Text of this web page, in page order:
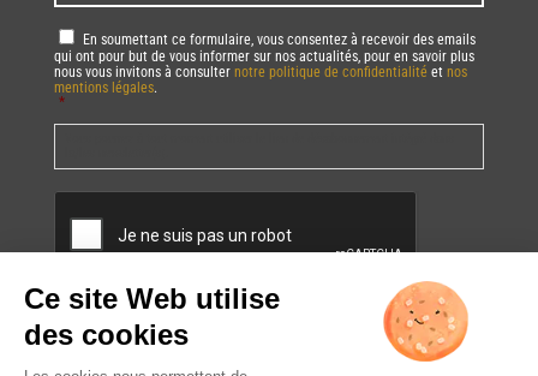
RGPD *
En soumettant ce formulaire, vous consentez à recevoir des emails
qui ont pour but de vous informer sur nos actualités, pour en savoir plus
nous vous invitons à consulter notre politique de confidentialité et nos
mentions légales.
*